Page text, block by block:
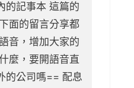
的記事本 這篇的
面的留言分享都
音，增加大家的
麼，要開語音直
的公司嗎== 配息